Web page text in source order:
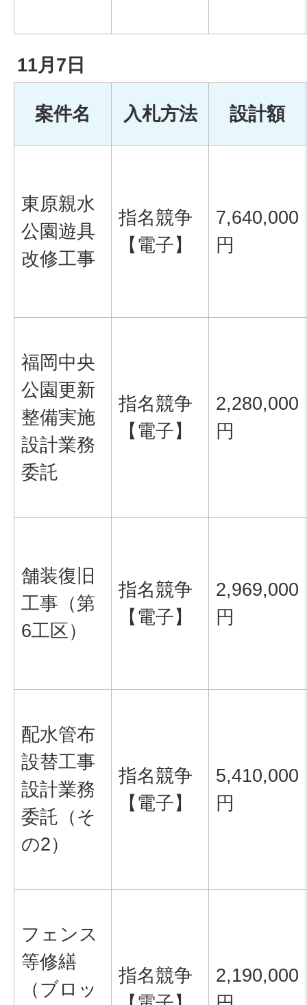
11月7日
案件名 入札方法 設計額
東原親水
公園遊具
改修工事
指名競争
【電子】
7,640,000
円
福岡中央
公園更新
整備実施
設計業務
委託
指名競争
【電子】
2,280,000
円
舗装復旧
工事（第
6工区）
指名競争
【電子】
2,969,000
円
配水管布
設替工事
設計業務
委託（そ
の2）
指名競争
【電子】
5,410,000
円
フェンス
等修繕
（ブロッ
指名競争
2,190,000